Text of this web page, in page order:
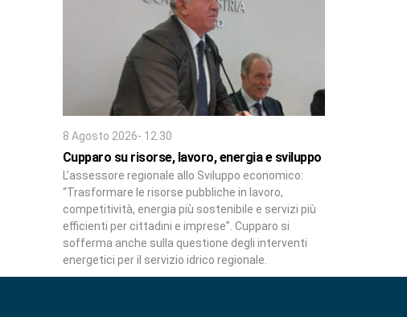
8 Agosto 2026- 12:30
Cupparo su risorse, lavoro, energia e sviluppo
L’assessore regionale allo Sviluppo economico:
“Trasformare le risorse pubbliche in lavoro,
competitività, energia più sostenibile e servizi più
efficienti per cittadini e imprese”. Cupparo si
sofferma anche sulla questione degli interventi
energetici per il servizio idrico regionale.